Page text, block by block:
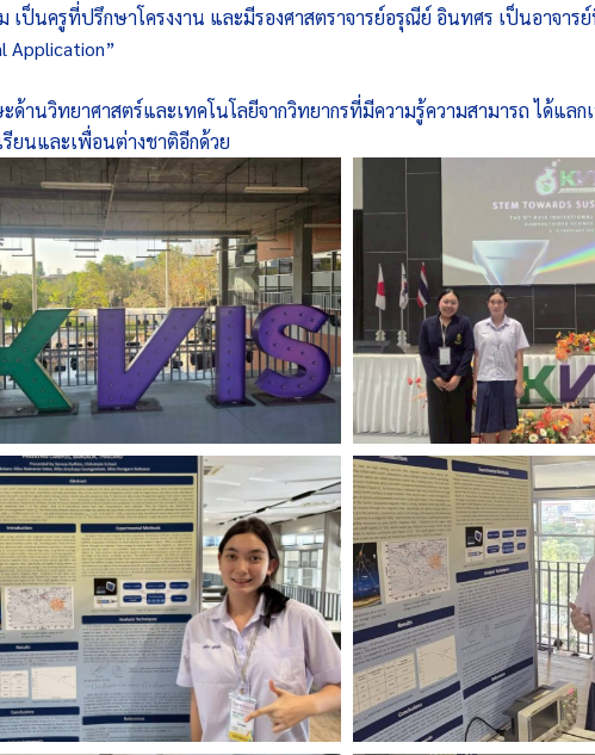
เป็นครูที่ปรึกษาโครงงาน และมีรองศาสตราจารย์อรุณีย์ อินทศร เป็นอาจาร
Application”
านวิทยาศาสตร์และเทคโนโลยีจากวิทยากรที่มีความรู้ความสามารถ ได้แลก
ยนและเพื่อนต่างชาติอีกด้วย